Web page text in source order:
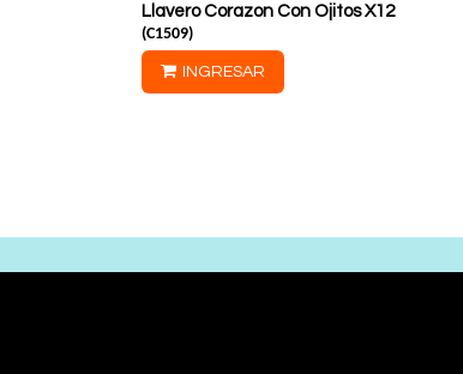
Llavero Corazon Con Ojitos X12
(C1509)
INGRESAR